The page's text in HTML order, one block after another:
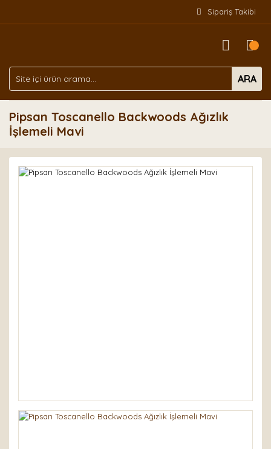
Sipariş Takibi
ARA
Pipsan Toscanello Backwoods Ağızlık
İşlemeli Mavi